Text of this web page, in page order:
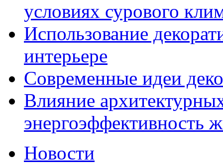
условиях сурового
Использование
интерьере
Современные идеи
Влияние
энергоэффективность
Новости